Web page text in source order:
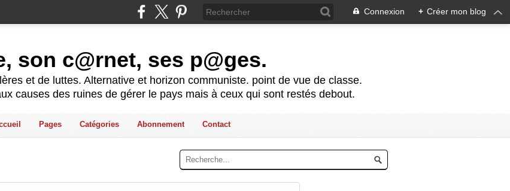
Connexion + Créer mon blog
son c@rnet, ses p@ges.
et de luttes. Alternative et horizon communiste. point de vue de classe.
causes des ruines de gérer le pays mais à ceux qui sont restés debout.
Pages Catégories Abonnement Contact